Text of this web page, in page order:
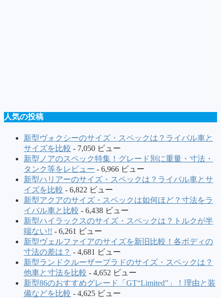
人気の投稿
新型ヴォクシーのサイズ・スペックは？ライバル車と
サイズを比較 - 7,050 ビュー
新型ノアのスペック特集！グレード別に重量・寸法・
タンク等をレビュー - 6,966 ビュー
新型ハリアーのサイズ・スペックは？ライバル車とサ
イズを比較 - 6,822 ビュー
新型アクアのサイズ・スペックは如何ほど？寸法をラ
イバル車と比較 - 6,438 ビュー
新型ハイラックスのサイズ・スペックは？トルクが半
端ない!! - 6,261 ビュー
新型ヴェルファイアのサイズを新旧比較！各ボディの
寸法の差は？ - 4,681 ビュー
新型ランドクルーザープラドのサイズ・スペックは？
他車と寸法を比較 - 4,652 ビュー
新型86のおすすめグレード「GT“Limited”」！理由と装
備などを比較 - 4,625 ビュー